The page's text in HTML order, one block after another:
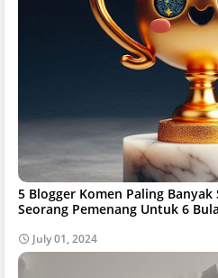
5 Blogger Komen Paling Banyak
Seorang Pemenang Untuk 6
July 01, 2024